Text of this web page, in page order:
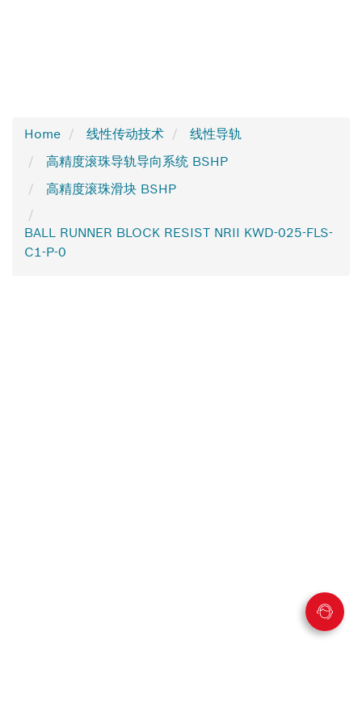
Home 线性传动技术
线性导轨
高精度滚珠导轨导向系统 BSHP
高精度滚珠滑块 BSHP
BALL RUNNER BLOCK RESIST NRII KWD-025-FLS-
C1-P-0